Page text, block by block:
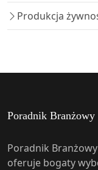
Produkcja
Poradnik Branżowy
Poradnik
oferuje bogaty